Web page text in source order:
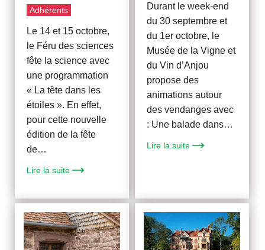
Adhérents
Le 14 et 15 octobre,
le Féru des sciences
fête la science avec
une programmation
« La tête dans les
étoiles ». En effet,
pour cette nouvelle
édition de la fête
de…
Lire la suite
Durant le week-end
du 30 septembre et
du 1er octobre, le
Musée de la Vigne et
du Vin d’Anjou
propose des
animations autour
des vendanges avec
: Une balade dans…
Lire la suite